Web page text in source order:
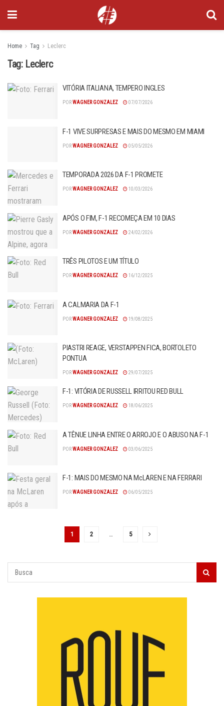
Home Tag Leclerc
Tag: Leclerc
VITÓRIA ITALIANA, TEMPERO INGLES
PORWAGNER GONZALEZ 07/07/2026
F-1 VIVE SURPRESAS E MAIS DO MESMO EM MIAMI
PORWAGNER GONZALEZ 05/05/2026
TEMPORADA 2026 DA F-1 PROMETE
PORWAGNER GONZALEZ 10/03/2026
APÓS O FIM, F-1 RECOMEÇA EM 10 DIAS
PORWAGNER GONZALEZ 24/02/2026
TRÊS PILOTOS E UM TÍTULO
PORWAGNER GONZALEZ 16/12/2025
A CALMARIA DA F-1
PORWAGNER GONZALEZ 19/08/2025
PIASTRI REAGE, VERSTAPPEN FICA, BORTOLETO
PONTUA
PORWAGNER GONZALEZ 29/07/2025
F-1: VITÓRIA DE RUSSELL IRRITOU RED BULL
PORWAGNER GONZALEZ 18/06/2025
A TÊNUE LINHA ENTRE O ARROJO E O ABUSO NA F-1
PORWAGNER GONZALEZ 03/06/2025
F-1: MAIS DO MESMO NA McLAREN E NA FERRARI
PORWAGNER GONZALEZ 06/05/2025
1 2 5